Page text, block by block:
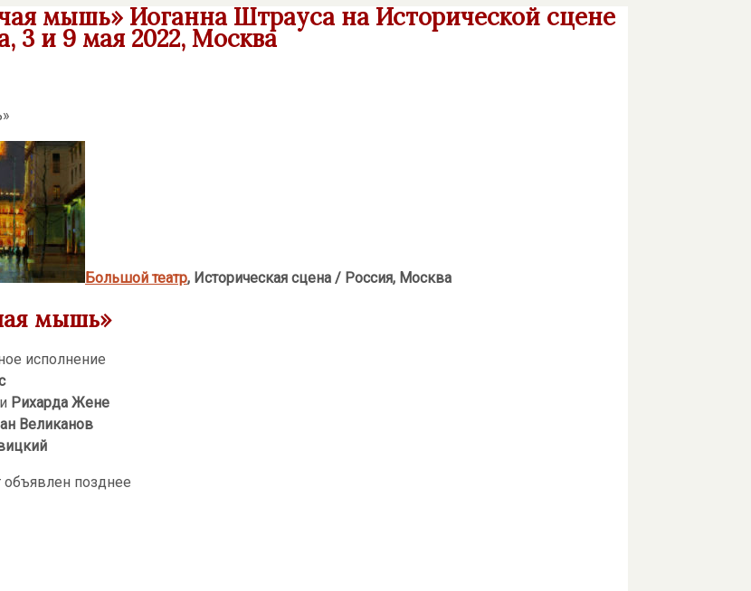
мышь» Иоганна Штрауса на Исторической сцене
3 и 9 мая 2022, Москва
Большой театр, Историческая сцена / Россия, Москва
мышь»
исполнение
и Рихарда Жене
Великанов
объявлен позднее